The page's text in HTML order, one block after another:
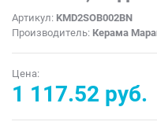
Артикул: KMD2SOB002BN
Производитель: Керама
Цена:
1 117.52 руб.